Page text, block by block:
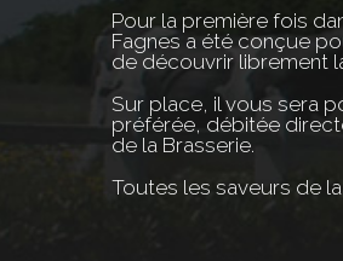
Pour la première fois
Fagnes a été conçue
de découvrir librement
Sur place, il vous sera
préférée, débitée
de la Brasserie.
Toutes les saveurs de